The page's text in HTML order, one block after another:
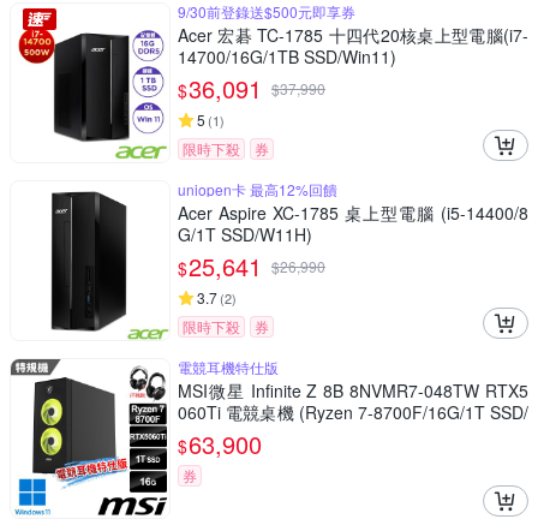
9/30前登錄送$500元即享券
Acer 宏碁 TC-1785 十四代20核桌上型電腦(i7-
14700/16G/1TB SSD/Win11)
$36,091 $37,990
5 (1)
限時下殺
券
uniopen卡 最高12%回饋
Acer Aspire XC-1785 桌上型電腦 (i5-14400/8
G/1T SSD/W11H)
$25,641 $26,990
3.7(2)
限時下殺
券
電競耳機特仕版
MSI微星 Infinite Z 8B 8NVMR7-048TW RTX5
060Ti 電競桌機 (Ryzen 7-8700F/16G/1T SSD/
RTX5060Ti-8G/W11-電競耳機特仕版)
$63,900
券